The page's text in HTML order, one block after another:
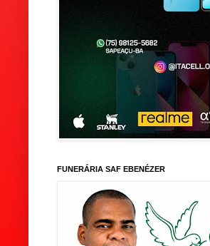
FUNERÁRIA SAF EBENÉZER